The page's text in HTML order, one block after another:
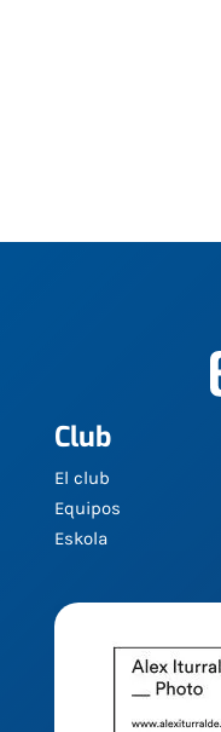
Club
El club
Equipos
Eskola